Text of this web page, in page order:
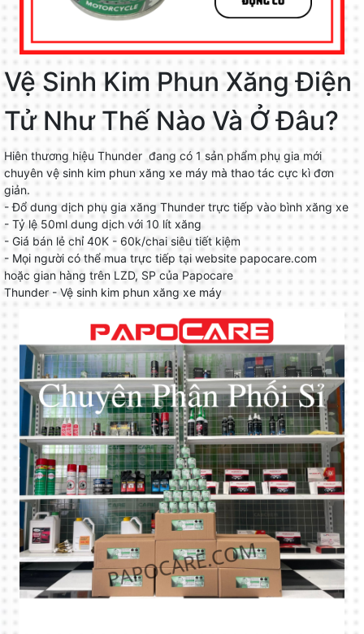
Vệ Sinh Kim Phun Xăng Điện
Tử Như Thế Nào Và Ở Đâu?
Hiên thương hiệu Thunder đang có 1 sản phẩm phụ gia mới
chuyên vệ sinh kim phun xăng xe máy mà thao tác cực kì đơn
giản.
- Đổ dung dịch phụ gia xăng Thunder trực tiếp vào bình xăng xe
- Tỷ lệ 50ml dung dịch với 10 lít xăng
- Giá bán lẻ chỉ 40K - 60k/chai siêu tiết kiệm
- Mọi người có thể mua trực tiếp tại website papocare.com
hoặc gian hàng trên LZD, SP của Papocare
Thunder - Vệ sinh kim phun xăng xe máy